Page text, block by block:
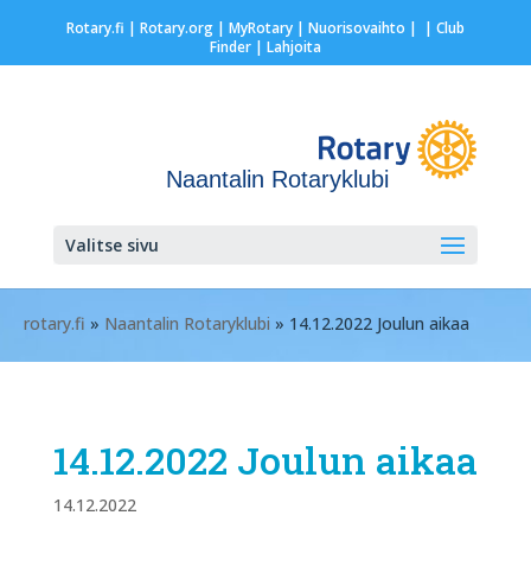
Rotary.fi | Rotary.org| MyRotary | Nuorisovaihto | | Club
Finder| Lahjoita
Naantalin Rotaryklubi
Valitse sivu
rotary.fi » Naantalin Rotaryklubi » 14.12.2022 Joulun aikaa
14.12.2022 Joulun aikaa
14.12.2022